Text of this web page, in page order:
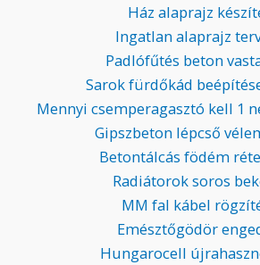
Ház alaprajz
Ingatlan alaprajz
Padlófűtés beton
Sarok fürdőkád
Mennyi csemperagasztó kell 1
Gipszbeton lépcső
Betontálcás födém
Radiátorok soros
MM fal kábel
Emésztőgödör
Hungarocell